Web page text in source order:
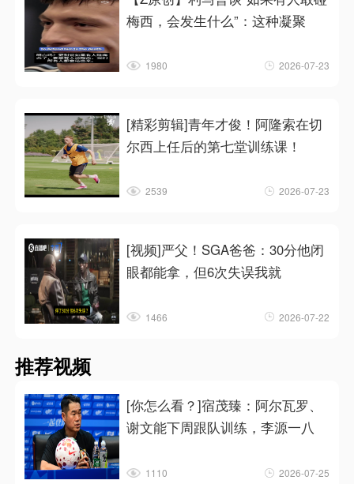
梅西，会发生什么”：这种凝聚
1980 2026-07-23
[精彩剪辑]青年才俊！阿隆索在切
尔西上任后的第七堂训练课！
2539 2026-07-23
[视频]严父！SGA爸爸：30分他闭
眼都能拿，但6次失误我就
1466 2026-07-22
推荐视频
[你怎么看？]宿茂臻：阿尔瓦罗、
谢文能下周跟队训练，李源一八
1110 2026-07-25